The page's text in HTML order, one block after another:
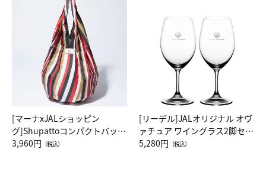
[マーナxJALショッピン
グ]Shupattoコンパクトバッグ
Drop JAL客室乗務員（LC）ス
3,960円 （税込）
[リーデル]JALオリジナル オヴ
ァチュア ワイングラス2脚セッ
ト（レッドワイン）
5,280円 （税込）